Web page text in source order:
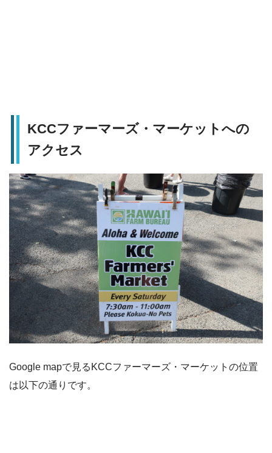
KCCファーマーズ・マーケットへの
アクセス
Google mapで見るKCCファーマーズ・マーケットの位置
は以下の通りです。